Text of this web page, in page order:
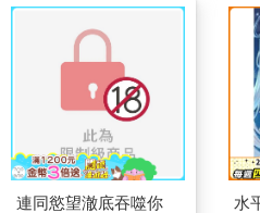
連同慾望澈底吞噬你
水